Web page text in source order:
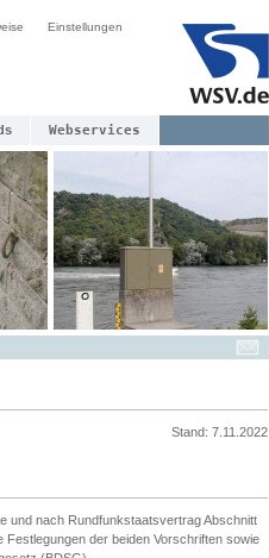
Einstellungen
Webservices
Stand: 7.11.2022
und nach Rundfunkstaatsvertrag Abschnitt
der beiden Vorschriften sowie